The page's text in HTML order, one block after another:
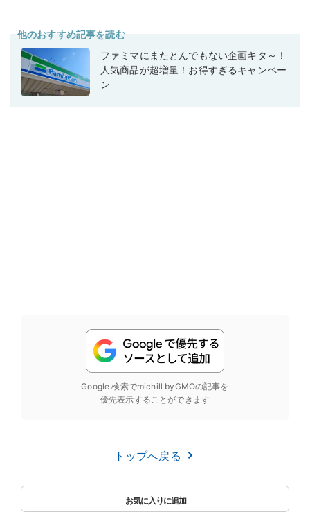
他のおすすめ記事を読む
ファミマにまたとんでもない企画キタ～！
人気商品が超増量！お得すぎるキャンペー
ン
Google 検索でmichill byGMOの記事を
優先表示することができます
トップへ戻る